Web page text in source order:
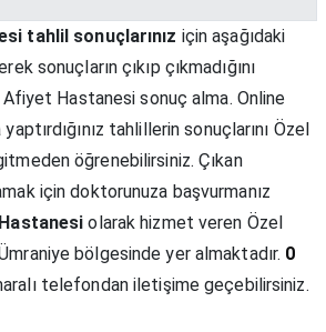
tahlil sonuçlarınız için aşağıdaki
sonuçların çıkıp çıkmadığını
Hastanesi sonuç alma. Online
tahlillerin sonuçlarını Özel
öğrenebilirsiniz. Çıkan
için doktorunuza başvurmanız
olarak hizmet veren Özel
bölgesinde yer almaktadır. 0
telefondan iletişime geçebilirsiniz.